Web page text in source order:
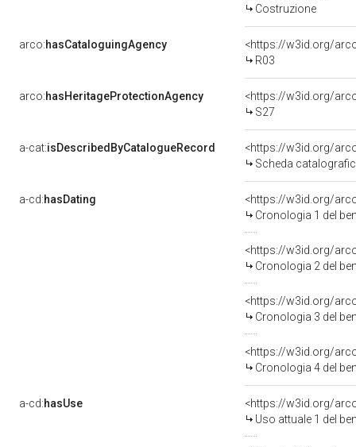
Costruzione
arco:hasCataloguingAgency
<https://w3id.org/
R03
arco:hasHeritageProtectionAgency
<https://w3id.org/
S27
a-cat:isDescribedByCatalogueRecord
<https://w3id.org/
Scheda
a-cd:hasDating
<https://w3id.org/
Cronologia 1 del
<https://w3id.org/
Cronologia 2 del
<https://w3id.org/
Cronologia 3 del
<https://w3id.org/
Cronologia 4 del
a-cd:hasUse
<https://w3id.org/
Uso attuale 1 del